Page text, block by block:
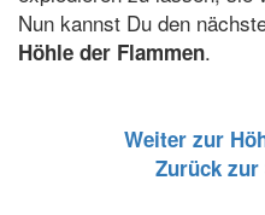
Nun kannst Du den
Höhle der Flammen.
Weiter zur
Zurück